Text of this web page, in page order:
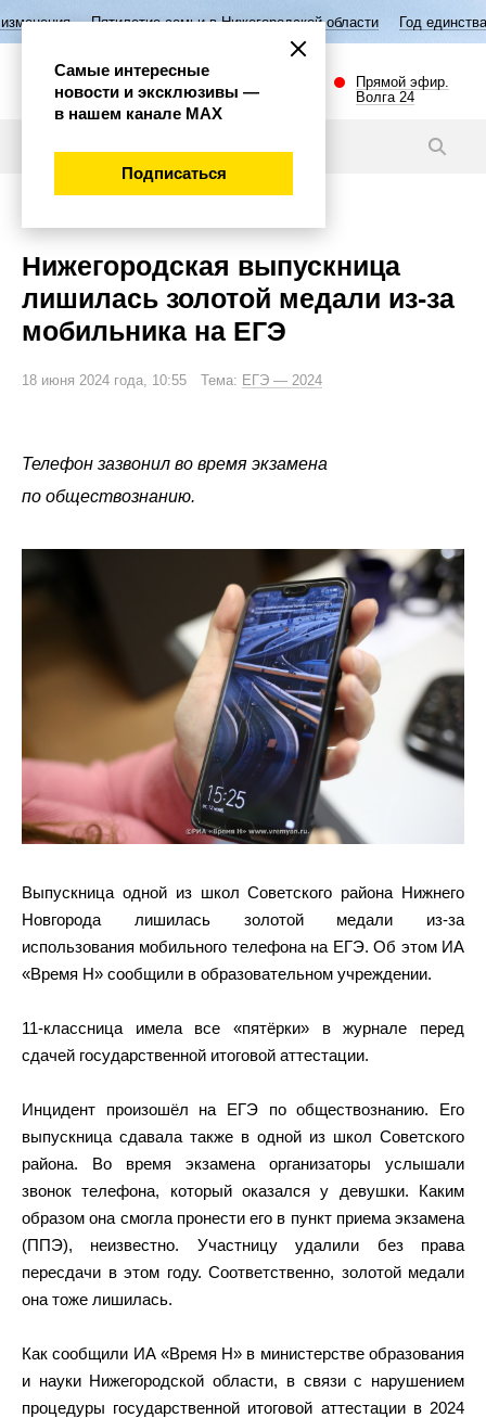
семьи в Нижегородской области Год единства народов России
Прямой эфир.
Волга 24
Нижегородская выпускница
лишилась золотой медали из-за
мобильника на ЕГЭ
18 июня 2024 года, 10:55 Тема: ЕГЭ — 2024
Телефон зазвонил во время экзамена
по обществознанию.
Выпускница одной из школ Советского района Нижнего
Новгорода лишилась золотой медали из-за
использования мобильного телефона на ЕГЭ. Об этом ИА
«Время Н» сообщили в образовательном учреждении.
11-классница имела все «пятёрки» в журнале перед
сдачей государственной итоговой аттестации.
Инцидент произошёл на ЕГЭ по обществознанию. Его
выпускница сдавала также в одной из школ Советского
района. Во время экзамена организаторы услышали
звонок телефона, который оказался у девушки. Каким
образом она смогла пронести его в пункт приема экзамена
(ППЭ), неизвестно. Участницу удалили без права
пересдачи в этом году. Соответственно, золотой медали
она тоже лишилась.
Как сообщили ИА «Время Н» в министерстве образования
и науки Нижегородской области, в связи с нарушением
процедуры государственной итоговой аттестации в 2024
Самые интересные
новости и эксклюзивы —
в нашем канале МАХ
Подписаться